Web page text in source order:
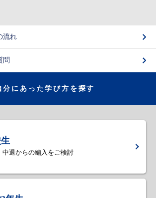
流れ
問
分にあった学び方を探す
中退からの編入をご検討